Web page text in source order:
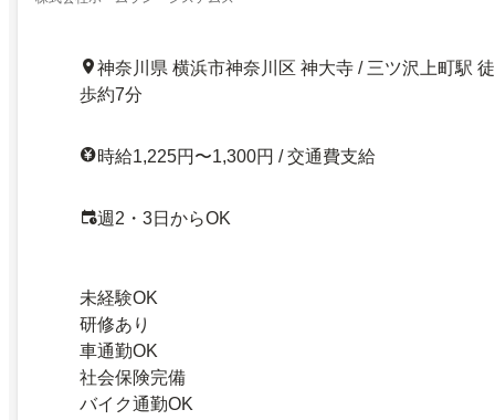
神奈川県 横浜市神奈川区 神大寺 / 三ツ沢上町駅 徒
歩約7分
時給1,225円〜1,300円 / 交通費支給
週2・3日からOK
未経験OK
研修あり
車通勤OK
社会保険完備
バイク通勤OK